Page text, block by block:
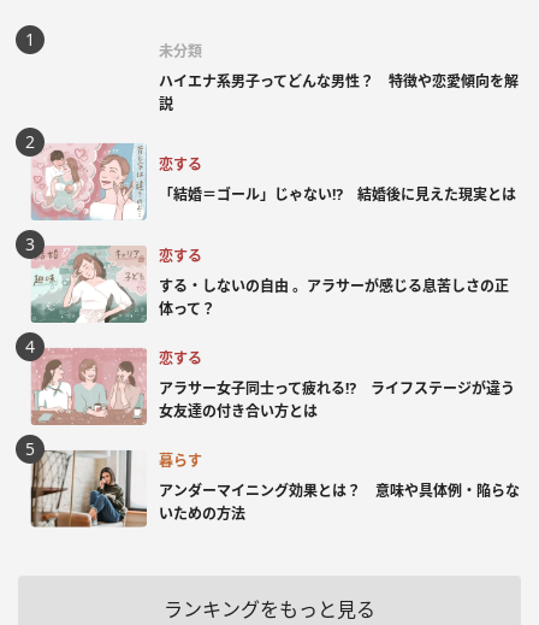
未分類
ハイエナ系男子ってどんな男性？ 特徴や恋愛傾向を解
説
恋する
「結婚＝ゴール」じゃない⁉ 結婚後に見えた現実とは
恋する
する・しないの自由 。アラサーが感じる息苦しさの正
体って？
恋する
アラサー女子同士って疲れる⁉ ライフステージが違う
女友達の付き合い方とは
暮らす
アンダーマイニング効果とは？ 意味や具体例・陥らな
いための方法
ランキングをもっと見る